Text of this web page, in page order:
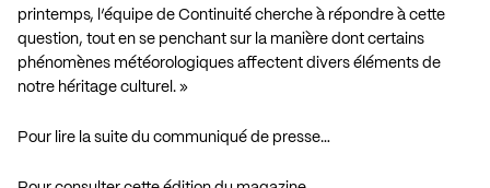
printemps, l’équipe de Continuité cherche à répondre à cette
question, tout en se penchant sur la manière dont certains
phénomènes météorologiques affectent divers éléments de
notre héritage culturel. »
Pour lire la suite du communiqué de presse…